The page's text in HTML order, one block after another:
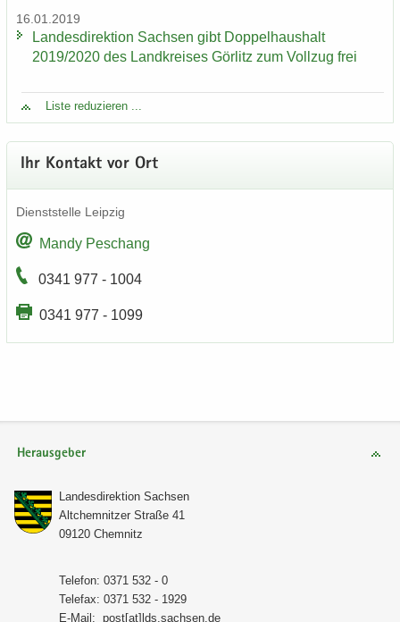
16.01.2019
Lan­des­di­rek­ti­on Sach­sen gibt Dop­pel­haus­halt
2019/2020 des Land­krei­ses Gör­litz zum Voll­zug frei
Liste re­du­zie­ren ...
Ihr Kon­takt vor Ort
Dienst­stel­le Leip­zig
Mandy Peschang
0341 977 - 1004
0341 977 - 1099
Herausgeber
Lan­des­di­rek­ti­on Sach­sen
Alt­chem­nit­zer Stra­ße 41
09120 Chem­nitz
Te­le­fon: 0371 532 - 0
Te­le­fax: 0371 532 - 1929
E-​Mail: post[at]lds.sach­sen.de